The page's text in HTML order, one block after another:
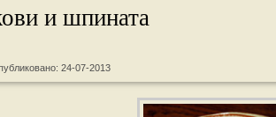
и шпината
24-07-2013